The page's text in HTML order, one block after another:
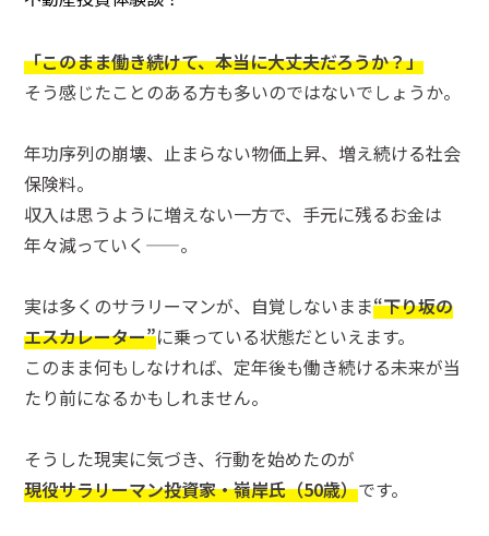
「このまま働き続けて、本当に大丈夫だろうか？」
そう感じたことのある方も多いのではないでしょうか。
年功序列の崩壊、止まらない物価上昇、増え続ける社会
保険料。
収入は思うように増えない一方で、手元に残るお金は
年々減っていく——。
実は多くのサラリーマンが、自覚しないまま“下り坂の
エスカレーター”に乗っている状態だといえます。
このまま何もしなければ、定年後も働き続ける未来が当
たり前になるかもしれません。
そうした現実に気づき、行動を始めたのが
現役サラリーマン投資家・嶺岸氏（50歳）です。